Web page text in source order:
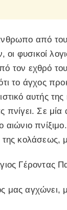
από
οι φυσικοί
τον εχθρό
το άγχος
αυτής
Σε
πνίξιμο.
της
Γέροντας
αγχώνει,